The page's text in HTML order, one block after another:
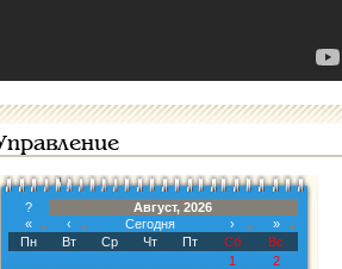
?
Август, 2026
«
‹ Сегодня ›
»
Пн
Вт Ср Чт Пт Сб
Вс
1
2